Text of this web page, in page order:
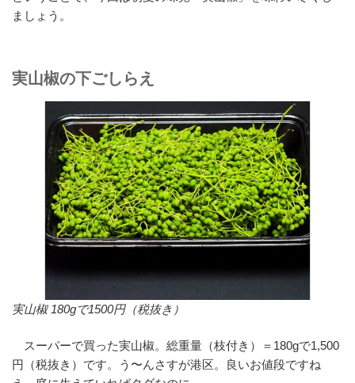
ましょう。
実山椒の下ごしらえ
実山椒 180gで1500円（税抜き）
スーパーで買った実山椒。総重量（枝付き）＝180gで1,500
円（税抜き）です。う〜んさすが港区。良いお値段ですね